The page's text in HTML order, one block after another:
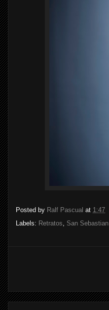
Posted by Ralf Pascual at 1:47
Labels: Retratos, San Sebastian